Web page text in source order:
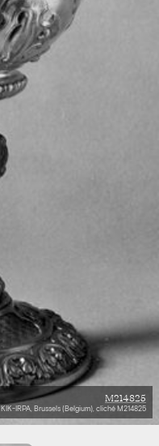
M214825
KIK-IRPA, Brussels (Belgium), cliché M214825